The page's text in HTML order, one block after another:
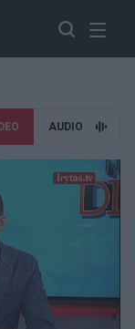
AUDIO